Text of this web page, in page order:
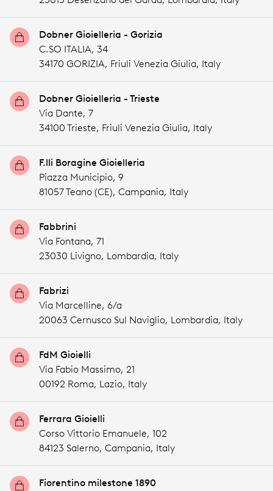
Dobner Gioielleria - Gorizia
C.SO ITALIA, 34
34170 GORIZIA, Friuli Venezia Giulia, Italy
Dobner Gioielleria - Trieste
Via Dante, 7
34100 Trieste, Friuli Venezia Giulia, Italy
F.lli Boragine Gioielleria
Piazza Municipio, 9
81057 Teano (CE), Campania, Italy
Fabbrini
Via Fontana, 71
23030 Livigno, Lombardia, Italy
Fabrizi
Via Marcelline, 6/a
20063 Cernusco Sul Naviglio, Lombardia, Italy
FdM Gioielli
Via Fabio Massimo, 21
00192 Roma, Lazio, Italy
Ferrara Gioielli
Corso Vittorio Emanuele, 102
84123 Salerno, Campania, Italy
Fiorentino milestone 1890